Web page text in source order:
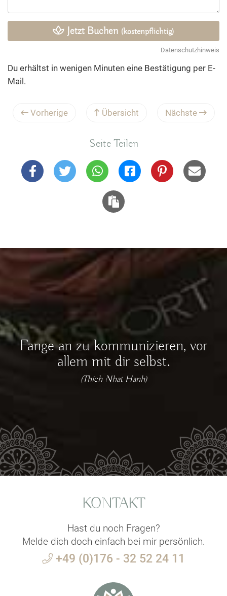
Jetzt Buchen (kostenpflichtig)
Datenschutzhinweis
Du erhältst in wenigen Minuten eine Bestätigung per E-
Mail.
Vorherige Übersicht Nächste
Seite Teilen
Fange an zu kommunizieren, vor
allem mit dir selbst.
(Thich Nhat Hanh)
KONTAKT
Hast du noch Fragen?
Melde dich doch einfach bei mir persönlich.
+49 (0)176 - 32 52 24 11